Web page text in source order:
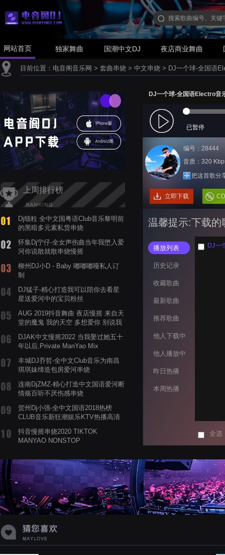
网站首页 独家舞曲 国潮中文DJ 夜店商业舞曲
目前位置： 电音阁音乐网 > 套曲串烧 > 中文串烧 > DJ一个球-全国语
上周排行榜
Dj细粒 全中文国粤语Club音乐黎明前
的黑暗多元素私货串烧
怀集Dj宁仔-全女声伤曲当年我堕入爱
河你说散就散串烧慢摇
柳州DJ小D - Baby 嘟嘟嘟哑私人订
制
DJ猛子-精心打造我可以陪你去看星
星送爱河中的宝贝粉丝
AUG 2019抖音舞曲 夜店慢摇 来自天
堂的魔鬼 我的天空 多想爱你 别说我
DJAK中文慢摇2022 当我娶过她五十
年以后,Private ManYao Mix
丰城DJ乔哲-全中文Club音乐为南昌
琪琪妹缔造包房爱河串烧
连南DjZMZ-精心打造中文国语爱河断
情殇百听不厌伤感串烧
贺州Dj小强-全中文国语2018热榜
CLUB音乐新狂潮娱乐KTV热播高清
抖音慢摇串烧2020 TIKTOK
MANYAO NONSTOP
蝉爸爸妈妈爱存在夏天的风是想你的
声音啊
DJ一个球-全国语Electro音
已暂停
编号：28444
音质：320
把这首歌分
立即下载
温馨提示:下载的
播放列表
历史记录
收藏歌曲
最新歌曲
推荐歌曲
他人下载中
他人播放中
昨日热播
本周热播
全选